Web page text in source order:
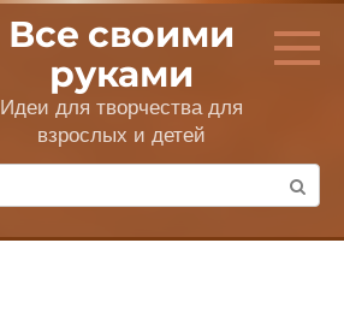
Все своими
руками
Идеи для творчества для
взрослых и детей